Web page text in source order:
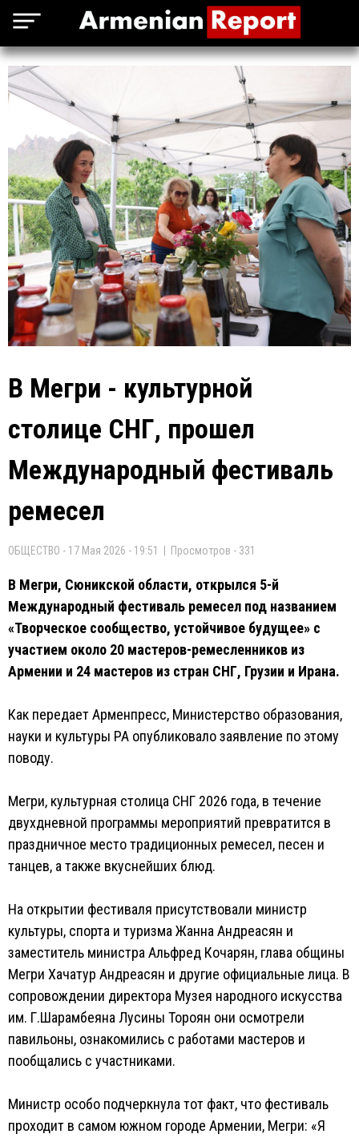
В Мегри - культурной
столице СНГ, прошел
Международный фестиваль
ремесел
ОБЩЕСТВО - 17 Мая 2026 - 19:51 | Просмотров - 331
В Мегри, Сюникской области, открылся 5-й
Международный фестиваль ремесел под названием
«Творческое сообщество, устойчивое будущее» с
участием около 20 мастеров-ремесленников из
Армении и 24 мастеров из стран СНГ, Грузии и Ирана.
Как передает Арменпресс, Министерство образования,
науки и культуры РА опубликовало заявление по этому
поводу.
Мегри, культурная столица СНГ 2026 года, в течение
двухдневной программы мероприятий превратится в
праздничное место традиционных ремесел, песен и
танцев, а также вкуснейших блюд.
На открытии фестиваля присутствовали министр
культуры, спорта и туризма Жанна Андреасян и
заместитель министра Альфред Кочарян, глава общины
Мегри Хачатур Андреасян и другие официальные лица. В
сопровождении директора Музея народного искусства
им. Г.Шарамбеяна Лусины Тороян они осмотрели
павильоны, ознакомились с работами мастеров и
пообщались с участниками.
Министр особо подчеркнула тот факт, что фестиваль
проходит в самом южном городе Армении, Мегри: «Я